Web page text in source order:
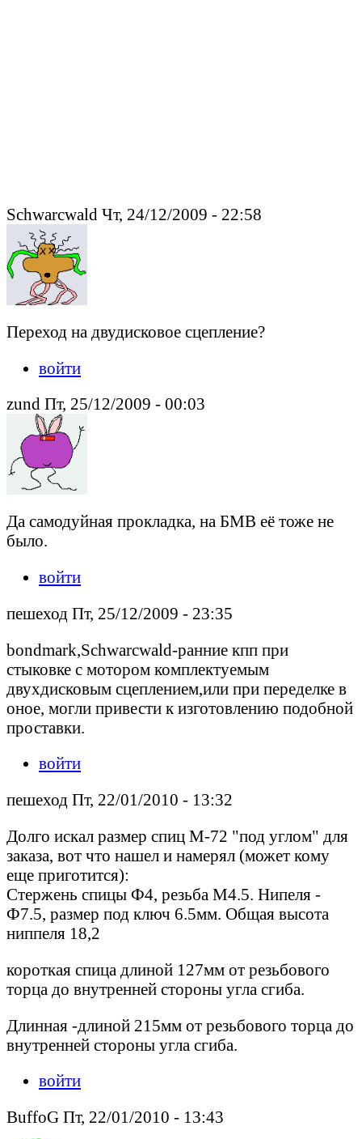
Schwarcwald Чт, 24/12/2009 - 22:58
Переход на двудисковое сцепление?
войти
zund Пт, 25/12/2009 - 00:03
Да самодуйная прокладка, на БМВ её тоже не
было.
войти
пешеход Пт, 25/12/2009 - 23:35
bondmark,Schwarcwald-ранние кпп при
стыковке с мотором комплектуемым
двухдисковым сцеплением,или при переделке в
оное, могли привести к изготовлению подобной
проставки.
войти
пешеход Пт, 22/01/2010 - 13:32
Долго искал размер спиц М-72 "под углом" для
заказа, вот что нашел и намерял (может кому
еще приготится):
Стержень спицы Ф4, резьба М4.5. Нипеля -
Ф7.5, размер под ключ 6.5мм. Общая высота
ниппеля 18,2
короткая спица длиной 127мм от резьбового
торца до внутренней стороны угла сгиба.
Длинная -длиной 215мм от резьбового торца до
внутренней стороны угла сгиба.
войти
BuffoG Пт, 22/01/2010 - 13:43